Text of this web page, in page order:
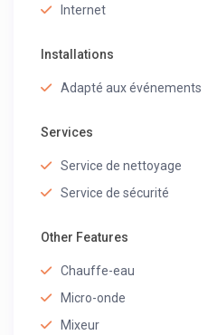
Internet
Installations
Adapté aux événements
Services
Service de nettoyage
Service de sécurité
Other Features
Chauffe-eau
Micro-onde
Mixeur